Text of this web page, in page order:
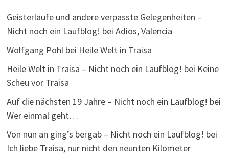
Geisterläufe und andere verpasste Gelegenheiten –
Nicht noch ein Laufblog! bei Adios, Valencia
Wolfgang Pohlbei Heile Welt in Traisa
Heile Welt in Traisa – Nicht noch ein Laufblog! bei Keine
Scheu vor Traisa
Auf die nächsten 19 Jahre – Nicht noch ein Laufblog! bei
Wer einmal geht…
Von nun an ging’s bergab – Nicht noch ein Laufblog! bei
Ich liebe Traisa, nur nicht den neunten Kilometer